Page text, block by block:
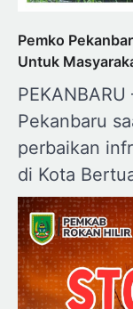
Pemko
Untuk
Pekanbaru
perbaikan
di Kota